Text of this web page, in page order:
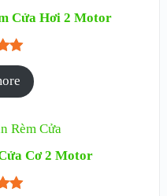
Cửa Hơi 2 Motor
Cơ 2 Motor